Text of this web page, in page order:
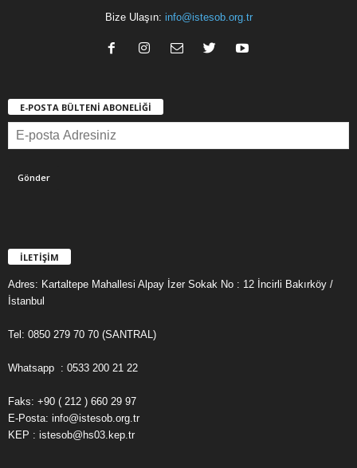
Bize Ulaşın: info@istesob.org.tr
E-POSTA BÜLTENİ ABONELİĞİ
İLETİŞİM
Adres: Kartaltepe Mahallesi Alpay İzer Sokak No : 12 İncirli Bakırköy /
İstanbul
Tel: 0850 279 70 70 (SANTRAL)
Whatsapp : 0533 200 21 22
Faks: +90 ( 212 ) 660 29 97
E-Posta: info@istesob.org.tr
KEP : istesob@hs03.kep.tr